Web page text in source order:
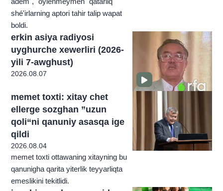
shé'irlarning aptori tahir talip wapat
boldi.
erkin asiya radiyosi
uyghurche xewerliri (2026-
yili 7-awghust)
2026.08.07
memet toxti: xitay chet
ellerge sozghan ”uzun
qoli“ni qanuniy asasqa ige
qildi
2026.08.04
memet toxti ottawaning xitayning bu
qanunigha qarita yiterlik teyyarliqta
emeslikini tekitlidi.